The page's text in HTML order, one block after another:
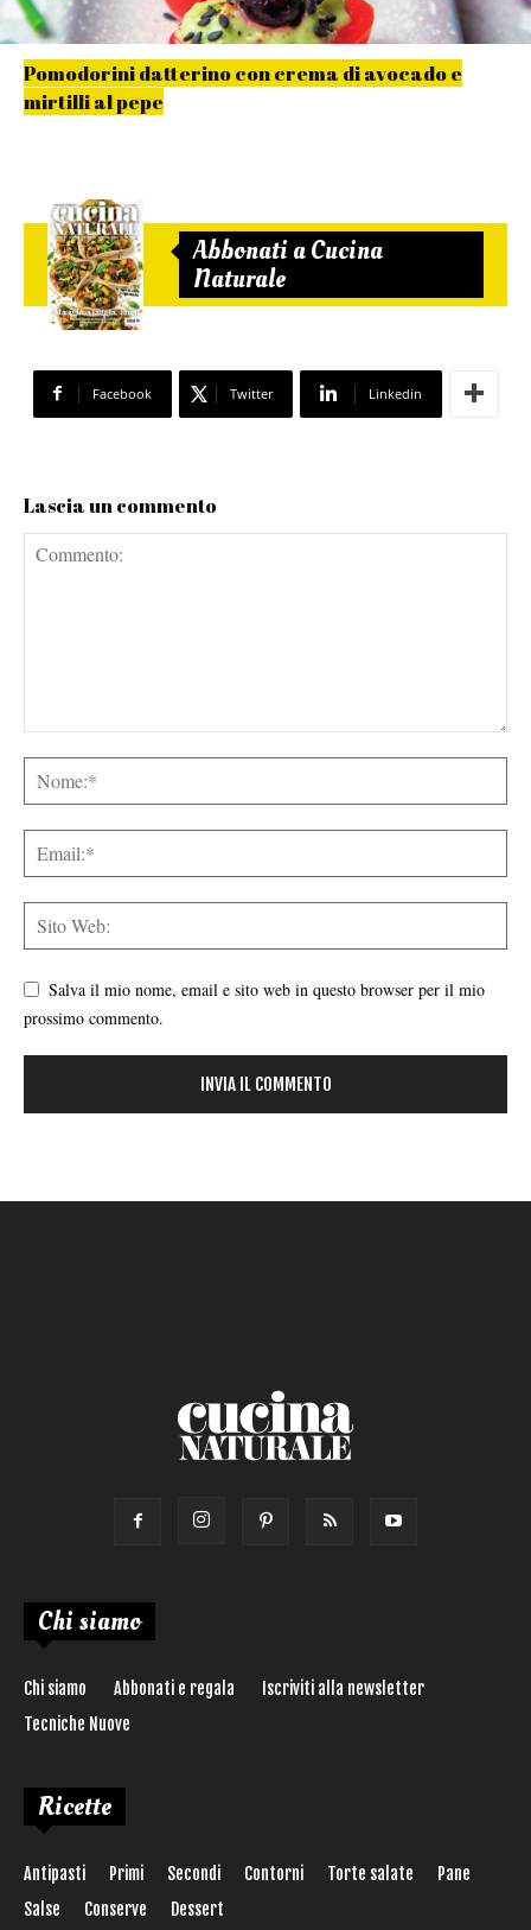
Pomodorini datterino con crema di avocado e
mirtilli al pepe
Abbonati a Cucina
Naturale
Facebook Twitter Linkedin
Lascia un commento
Salva il mio nome, email e sito web in questo browser per il mio
prossimo commento.
Chi siamo
Chi siamo Abbonati e regala
Iscriviti alla newsletter
Tecniche Nuove
Ricette
Antipasti Primi Secondi Contorni Torte salate
Pane
Salse
Conserve Dessert